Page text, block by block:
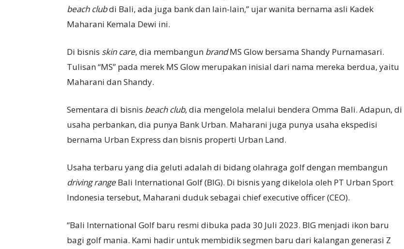
beach clubdi Bali, ada juga bank dan lain-lain,” ujar wanita bernama asli Kadek
Maharani Kemala Dewi ini.
Di bisnis skin care, dia membangun brandMS Glow bersama Shandy Purnamasari.
Tulisan “MS” pada merek MS Glow merupakan inisial dari nama mereka berdua, yaitu
Maharani dan Shandy.
Sementara di bisnis beach club, dia mengelola melalui bendera Omma Bali. Adapun, di
usaha perbankan, dia punya Bank Urban. Maharani juga punya usaha ekspedisi
bernama Urban Express dan bisnis properti Urban Land.
Usaha terbaru yang dia geluti adalah di bidang olahraga golf dengan membangun
driving range Bali International Golf (BIG). Di bisnis yang dikelola oleh PT Urban Sport
Indonesia tersebut, Maharani duduk sebagai chief executive officer (CEO).
“Bali International Golf baru resmi dibuka pada 30 Juli 2023. BIG menjadi ikon baru
bagi golf mania. Kami hadir untuk membidik segmen baru dari kalangan generasi Z